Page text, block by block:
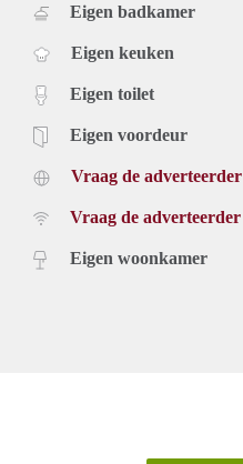
Eigen badkamer
Eigen keuken
Eigen toilet
Eigen voordeur
Vraag de adverteerder
Vraag de adverteerder
Eigen woonkamer